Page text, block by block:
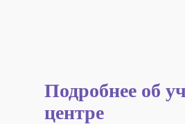
Подробнее об
центре